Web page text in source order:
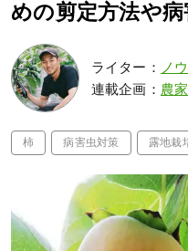
めの剪定方法や
ライター：
ノ
連載企画： 農
柿 病害虫対策 露地栽